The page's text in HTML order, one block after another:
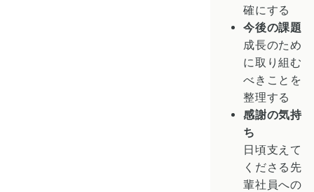
確にする
今後の課題
成長のため
に取り組む
べきことを
整理する
感謝の気持
ち
日頃支えて
くださる先
輩社員への